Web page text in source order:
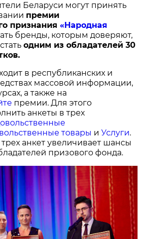
Беларуси могут принять
премии
признания«Народная
бренды, которым доверяют,
одним из обладателей 30
в республиканских и
массовой информации,
а также на
премии. Для этого
анкеты в трех
товары иУслуги.
анкет увеличивает шансы
призового фонда.